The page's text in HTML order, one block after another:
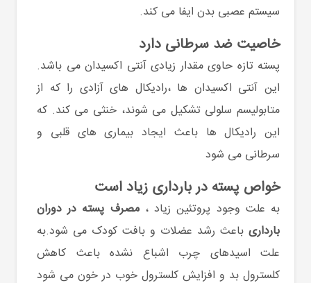
سیستم عصبی بدن ایفا می کند.
خاصیت ضد سرطانی دارد
پسته تازه حاوی مقدار زیادی آنتی اکسیدان می باشد.
این آنتی اکسیدان ها ،رادیکال های آزادی را که از
متابولیسم سلولی تشکیل می شوند، خنثی می کند. که
این رادیکال ها باعث ایجاد بیماری های قلبی و
سرطانی می شود
خواص پسته در بارداری زیاد است
به علت وجود پروتئین زیاد ،مصرف پسته در دوران
بارداری باعث رشد عضلات و بافت کودک می شود.به
علت اسیدهای چرب اشباع نشده باعث کاهش
کلسترول بد و افزایش کلسترول خوب در خون می شود